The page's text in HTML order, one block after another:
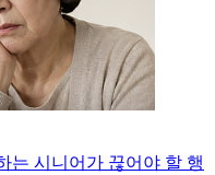
는 시니어가 끊어야 할 행